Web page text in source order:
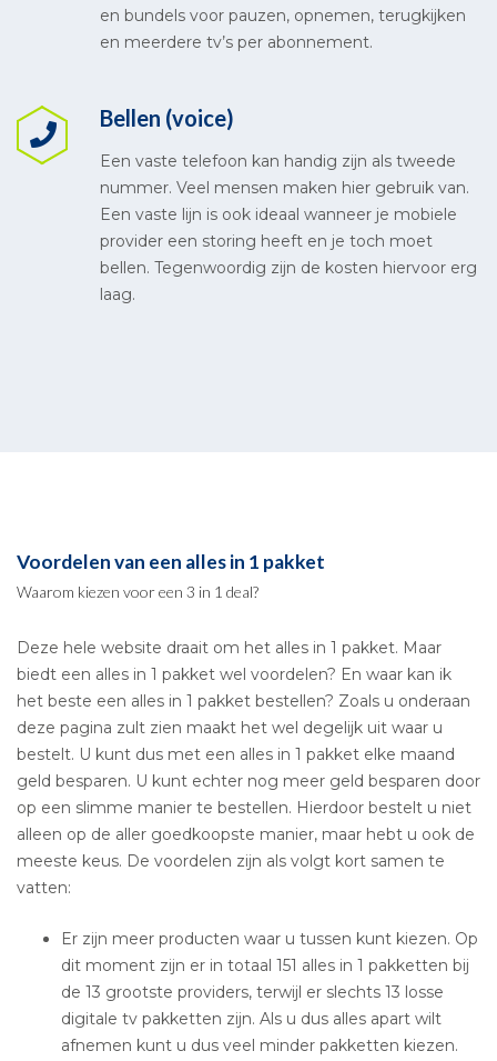
en bundels voor pauzen, opnemen, terugkijken
en meerdere tv’s per abonnement.
Bellen (voice)
Een vaste telefoon kan handig zijn als tweede
nummer. Veel mensen maken hier gebruik van.
Een vaste lijn is ook ideaal wanneer je mobiele
provider een storing heeft en je toch moet
bellen. Tegenwoordig zijn de kosten hiervoor erg
laag.
Voordelen van een alles in 1 pakket
Waarom kiezen voor een 3 in 1 deal?
Deze hele website draait om het alles in 1 pakket. Maar
biedt een alles in 1 pakket wel voordelen? En waar kan ik
het beste een alles in 1 pakket bestellen? Zoals u onderaan
deze pagina zult zien maakt het wel degelijk uit waar u
bestelt. U kunt dus met een alles in 1 pakket elke maand
geld besparen. U kunt echter nog meer geld besparen door
op een slimme manier te bestellen. Hierdoor bestelt u niet
alleen op de aller goedkoopste manier, maar hebt u ook de
meeste keus. De voordelen zijn als volgt kort samen te
vatten:
Er zijn meer producten waar u tussen kunt kiezen. Op
dit moment zijn er in totaal 151 alles in 1 pakketten bij
de 13 grootste providers, terwijl er slechts 13 losse
digitale tv pakketten zijn. Als u dus alles apart wilt
afnemen kunt u dus veel minder pakketten kiezen.